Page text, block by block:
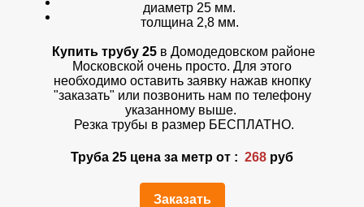
диаметр 25 мм.
толщина 2,8 мм.
Купить трубу 25 в Домодедовском районе
Московской очень просто. Для этого
необходимо оставить заявку нажав кнопку
"заказать" или позвонить нам по телефону
указанному выше.
Резка трубы в размер БЕСПЛАТНО.
Труба 25 цена за метр от : 268 руб
Заказать